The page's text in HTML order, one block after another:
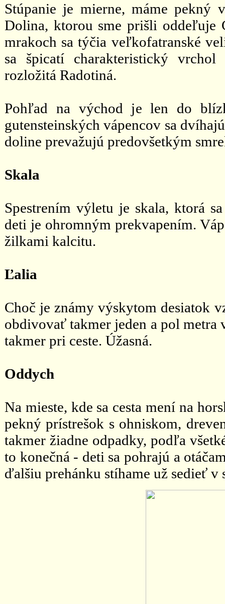
Stúpanie je mierne, máme
Dolina, ktorou sme prišli oddeľuje
mrakoch sa týčia veľkofatranské
sa špicatí charakteristický
rozložitá Radotiná.
Pohľad na východ je len do
gutensteinských vápencov sa
doline prevažujú predovšetkým
Skala
Spestrením výletu je skala, ktorá
deti je ohromným prekvapením.
žilkami kalcitu.
Ľalia
Choč je známy výskytom desiatok
obdivovať takmer jeden a pol
takmer pri ceste. Úžasná.
Oddych
Na mieste, kde sa cesta mení na
pekný prístrešok s ohniskom,
takmer žiadne odpadky, podľa
to konečná - deti sa pohrajú a
ďalšiu prehánku stíhame už sedieť v